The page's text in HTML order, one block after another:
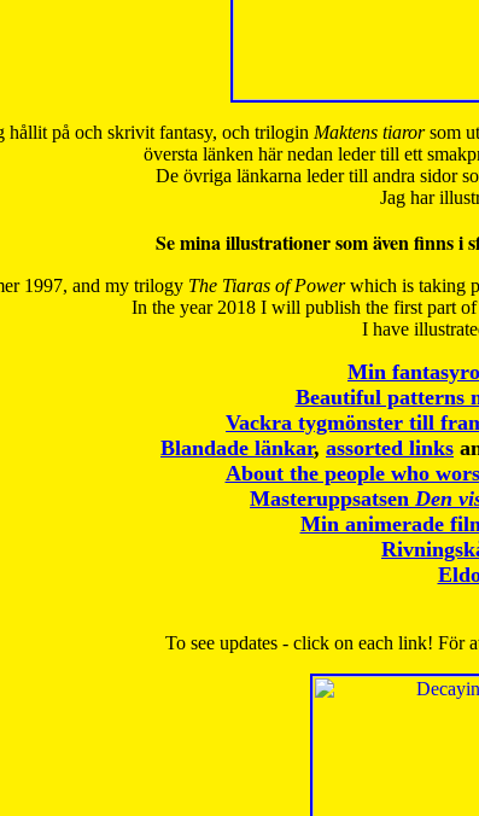
hållit på och skrivit fantasy, och trilogin Maktens tiarorsom
översta länken här nedan leder till ett
De övriga länkarna leder till andra sidor
Jag har
Se mina illustrationer som även finns i
1997, and my trilogy The Tiaras of Powerwhich is taking
In the year 2018 I will publish the first part
I have
Min
Beautiful patterns
Vackra tygmönster till
Blandade länkar, assorted links
About the people who
Masteruppsatsen Den
Min animerade
To see updates - click on each link! För